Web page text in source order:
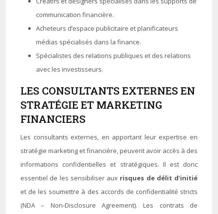
communication financière.
Acheteurs d’espace publicitaire et planificateurs
médias spécialisés dans la finance.
Spécialistes des relations publiques et des relations
avec les investisseurs.
LES CONSULTANTS EXTERNES EN
STRATÉGIE ET MARKETING
FINANCIERS
Les consultants externes, en apportant leur expertise en
stratégie marketing et financière, peuvent avoir accès à des
informations confidentielles et stratégiques. Il est donc
essentiel de les sensibiliser aux risques de délit d’initié
et de les soumettre à des accords de confidentialité stricts
(NDA – Non-Disclosure Agreement). Les contrats de